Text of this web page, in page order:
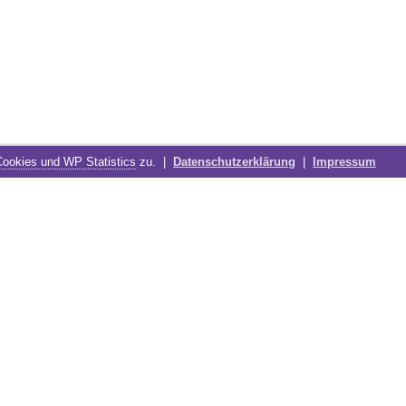
und WP Statistics zu. | Datenschutzerklärung Impressum